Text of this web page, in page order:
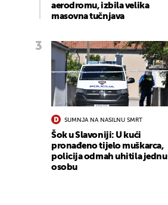
aerodromu, izbila velika
masovna tučnjava
SUMNJA NA NASILNU SMRT
Šok u Slavoniji: U kući
pronađeno tijelo muškarca,
policija odmah uhitila jednu
osobu